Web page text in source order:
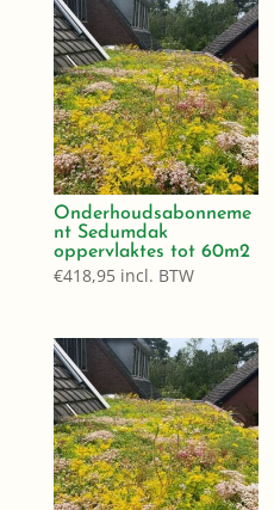
Onderhoudsabonneme
nt Sedumdak
oppervlaktes tot 60m2
€418,95 incl. BTW